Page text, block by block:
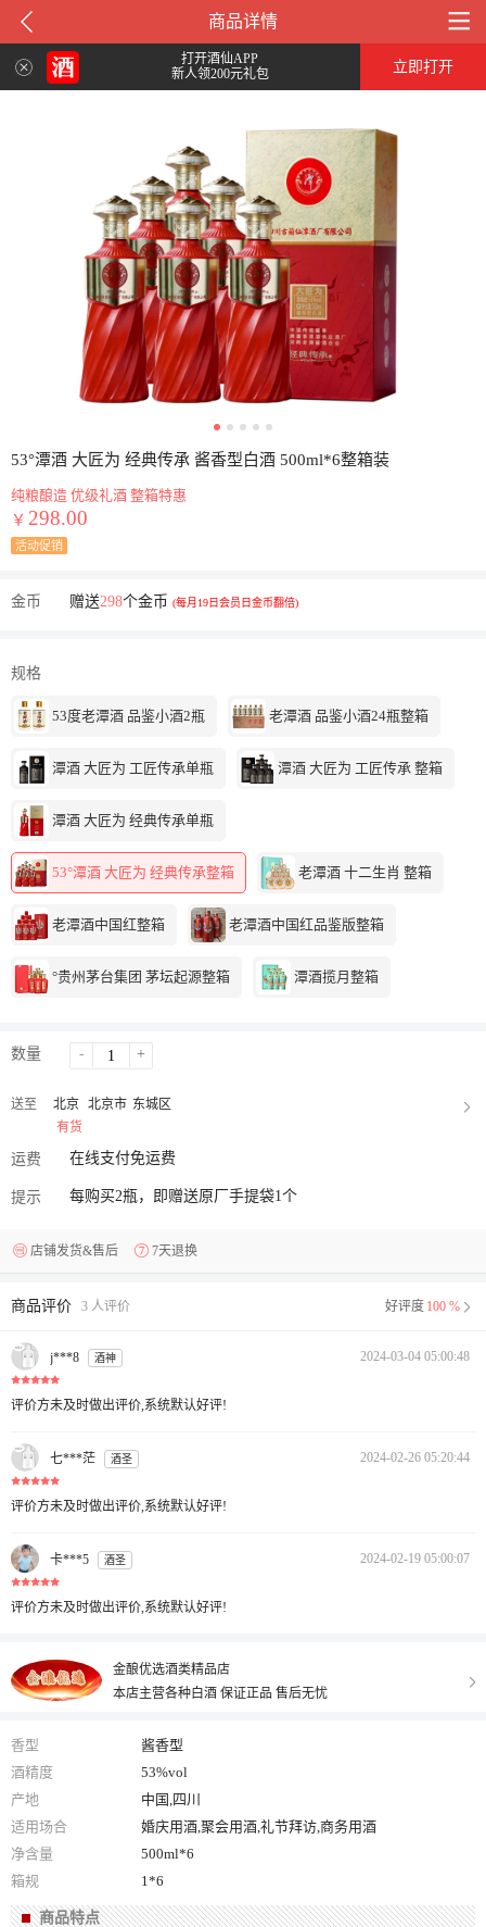
商品详情
打开酒仙APP
新人领200元礼包
立即打开
53°潭酒 大匠为 经典传承 酱香型白酒 500ml*6整箱装
纯粮酿造 优级礼酒 整箱特惠
￥ 298.00
活动促销
金币 赠送298个金币 (每月19日会员日金币翻倍)
规格
53度老潭酒 品鉴小酒2瓶 老潭酒 品鉴小酒24瓶整箱
潭酒 大匠为 工匠传承单瓶 潭酒 大匠为 工匠传承 整箱
潭酒 大匠为 经典传承单瓶
53°潭酒 大匠为 经典传承整箱 老潭酒 十二生肖 整箱
老潭酒中国红整箱 老潭酒中国红品鉴版整箱
°贵州茅台集团 茅坛起源整箱 潭酒揽月整箱
数量 - +
送至 北京 北京市 东城区
有货
运费 在线支付免运费
提示 每购买2瓶，即赠送原厂手提袋1个
店铺发货&售后 7天退换
好评度 100 %
商品评价 3 人评价
2024-03-04 05:00:48
j***8 酒神
评价方未及时做出评价,系统默认好评!
2024-02-26 05:20:44
七***茫 酒圣
评价方未及时做出评价,系统默认好评!
2024-02-19 05:00:07
卡***5 酒圣
评价方未及时做出评价,系统默认好评!
金酿优选酒类精品店
本店主营各种白酒 保证正品 售后无忧
香型
酱香型
酒精度
53%vol
产地
中国,四川
适用场合
婚庆用酒,聚会用酒,礼节拜访,商务用酒
净含量
500ml*6
箱规
1*6
商品特点